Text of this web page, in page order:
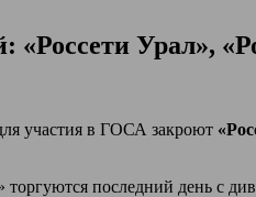
«Россети Урал»,
участия в ГОСА закроют
торгуются последний день с